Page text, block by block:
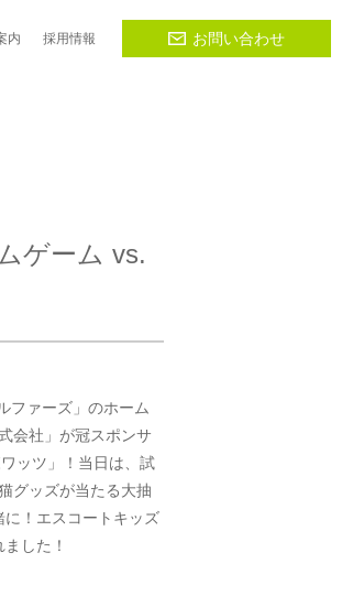
内 採用情報 お問い合わせ
ゲーム vs.
ファーズ」のホーム
会社」が冠スポンサ
ッツ」！当日は、試
グッズが当たる大抽
！エスコートキッズ
した！